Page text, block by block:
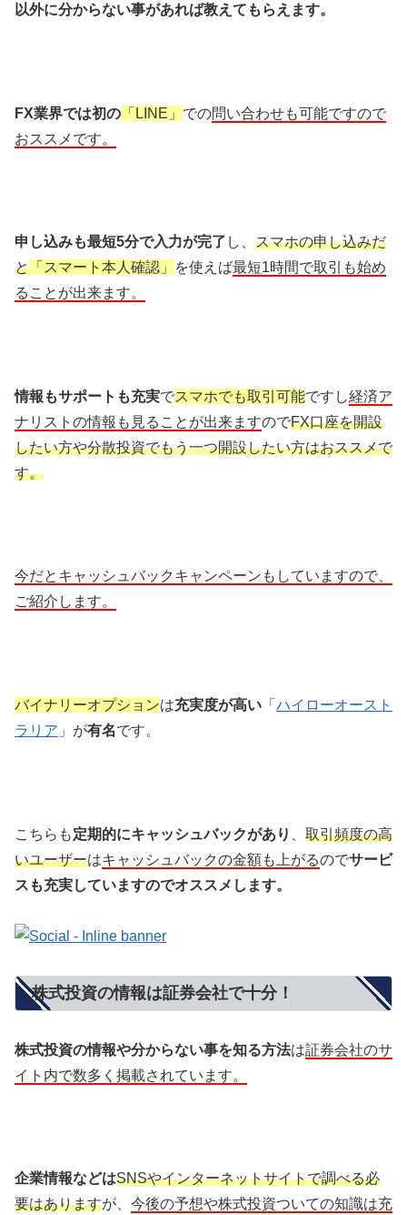
以外に分からない事があれば教えてもらえます。
FX業界では初の 「LINE」 での問い合わせも可能ですので
おススメです。
申し込みも最短5分で入力が完了 し、 スマホの申し込みだ
と 「スマート本人確認」 を使えば最短1時間で取引も始め
ることが出来ます。
情報もサポートも充実でスマホでも取引可能ですし経済ア
ナリストの情報も見ることが出来ますのでFX口座を開設
したい方や分散投資でもう一つ開設したい方はおススメで
す。
今だとキャッシュバックキャンペーンもしていますので、
ご紹介します。
バイナリーオプションは充実度が高い 「 ハイローオースト
ラリア 」が有名です。
こちらも定期的にキャッシュバックがあり
取引頻度の高
いユーザーはキャッシュバックの金額も上がるのでサービ
スも充実していますのでオススメします。
株式投資の情報は証券会社で十分！
株式投資の情報や分からない事を知る方法は証券会社のサ
イト内で数多く掲載されています。
企業情報などはSNSやインターネットサイトで調べる必
要はありますが、 今後の予想や株式投資ついての知識は充